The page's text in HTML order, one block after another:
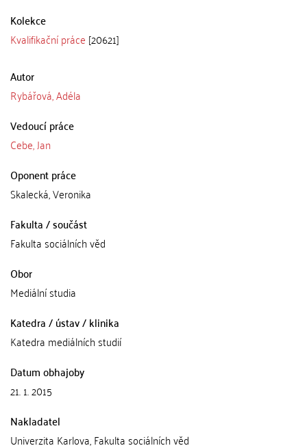
Kolekce
Kvalifikační práce [20621]
Autor
Rybářová, Adéla
Vedoucí práce
Cebe, Jan
Oponent práce
Skalecká, Veronika
Fakulta / součást
Fakulta sociálních věd
Obor
Mediální studia
Katedra / ústav / klinika
Katedra mediálních studií
Datum obhajoby
21. 1. 2015
Nakladatel
Univerzita Karlova, Fakulta sociálních věd